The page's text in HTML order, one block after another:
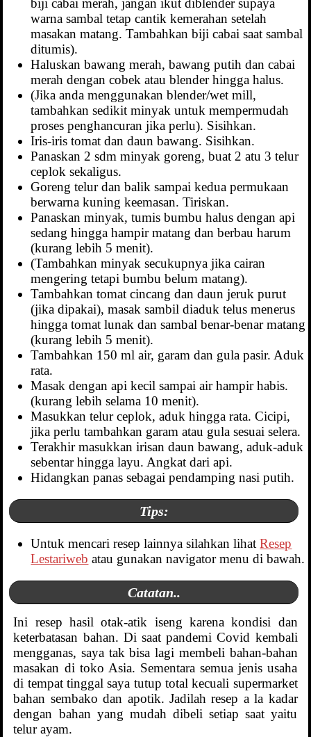
biji cabai merah, jangan ikut diblender supaya
warna sambal tetap cantik kemerahan setelah
masakan matang. Tambahkan biji cabai saat sambal
ditumis).
Haluskan bawang merah, bawang putih dan cabai
merah dengan cobek atau blender hingga halus.
(Jika anda menggunakan blender/wet mill,
tambahkan sedikit minyak untuk mempermudah
proses penghancuran jika perlu). Sisihkan.
Iris-iris tomat dan daun bawang. Sisihkan.
Panaskan 2 sdm minyak goreng, buat 2 atu 3 telur
ceplok sekaligus.
Goreng telur dan balik sampai kedua permukaan
berwarna kuning keemasan. Tiriskan.
Panaskan minyak, tumis bumbu halus dengan api
sedang hingga hampir matang dan berbau harum
(kurang lebih 5 menit).
(Tambahkan minyak secukupnya jika cairan
mengering tetapi bumbu belum matang).
Tambahkan tomat cincang dan daun jeruk purut
(jika dipakai), masak sambil diaduk telus menerus
hingga tomat lunak dan sambal benar-benar matang
(kurang lebih 5 menit).
Tambahkan 150 ml air, garam dan gula pasir. Aduk
rata.
Masak dengan api kecil sampai air hampir habis.
(kurang lebih selama 10 menit).
Masukkan telur ceplok, aduk hingga rata. Cicipi,
jika perlu tambahkan garam atau gula sesuai selera.
Terakhir masukkan irisan daun bawang, aduk-aduk
sebentar hingga layu. Angkat dari api.
Hidangkan panas sebagai pendamping nasi putih.
Tips:
Untuk mencari resep lainnya silahkan lihatResep
Lestariweb atau gunakan navigator menu di bawah.
Catatan..
Ini resep hasil otak-atik iseng karena kondisi dan
keterbatasan bahan. Di saat pandemi Covid kembali
mengganas, saya tak bisa lagi membeli bahan-bahan
masakan di toko Asia. Sementara semua jenis usaha
di tempat tinggal saya tutup total kecuali supermarket
bahan sembako dan apotik. Jadilah resep a la kadar
dengan bahan yang mudah dibeli setiap saat yaitu
telur ayam.